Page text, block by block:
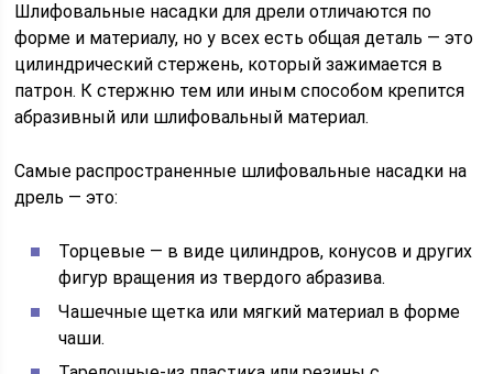
Шлифовальные насадки для дрели отличаются по
форме и материалу, но у всех есть общая деталь — это
цилиндрический стержень, который зажимается в
патрон. К стержню тем или иным способом крепится
абразивный или шлифовальный материал.
Самые распространенные шлифовальные насадки на
дрель — это:
Торцевые — в виде цилиндров, конусов и других
фигур вращения из твердого абразива.
Чашечные щетка или мягкий материал в форме
чаши.